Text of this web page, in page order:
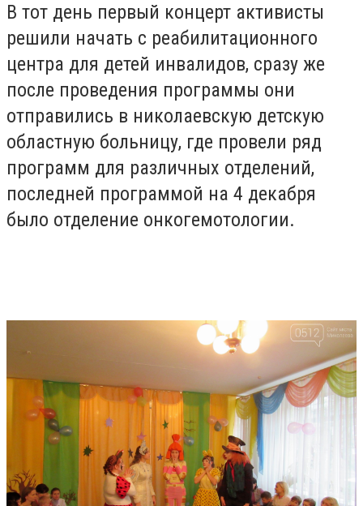
В тот день первый концерт активисты
решили начать с реабилитационного
центра для детей инвалидов, сразу же
после проведения программы они
отправились в николаевскую детскую
областную больницу, где провели ряд
программ для различных отделений,
последней программой на 4 декабря
было отделение онкогемотологии.